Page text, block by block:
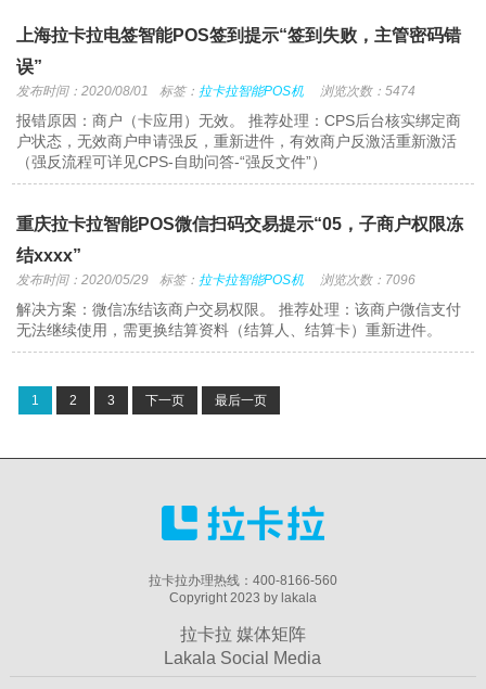
上海拉卡拉电签智能POS签到提示“签到失败，主管密码错
误”
发布时间：2020/08/01 标签： 拉卡拉智能POS机 浏览次数：5474
报错原因：商户（卡应用）无效。 推荐处理：CPS后台核实绑定商
户状态，无效商户申请强反，重新进件，有效商户反激活重新激活
（强反流程可详见CPS-自助问答-“强反文件”）
重庆拉卡拉智能POS微信扫码交易提示“05，子商户权限冻
结xxxx”
发布时间：2020/05/29 标签： 拉卡拉智能POS机 浏览次数：7096
解决方案：微信冻结该商户交易权限。 推荐处理：该商户微信支付
无法继续使用，需更换结算资料（结算人、结算卡）重新进件。
1 2 3 下一页 最后一页
拉卡拉办理热线：400-8166-560
Copyright 2023 by lakala
拉卡拉 媒体矩阵
Lakala Social Media